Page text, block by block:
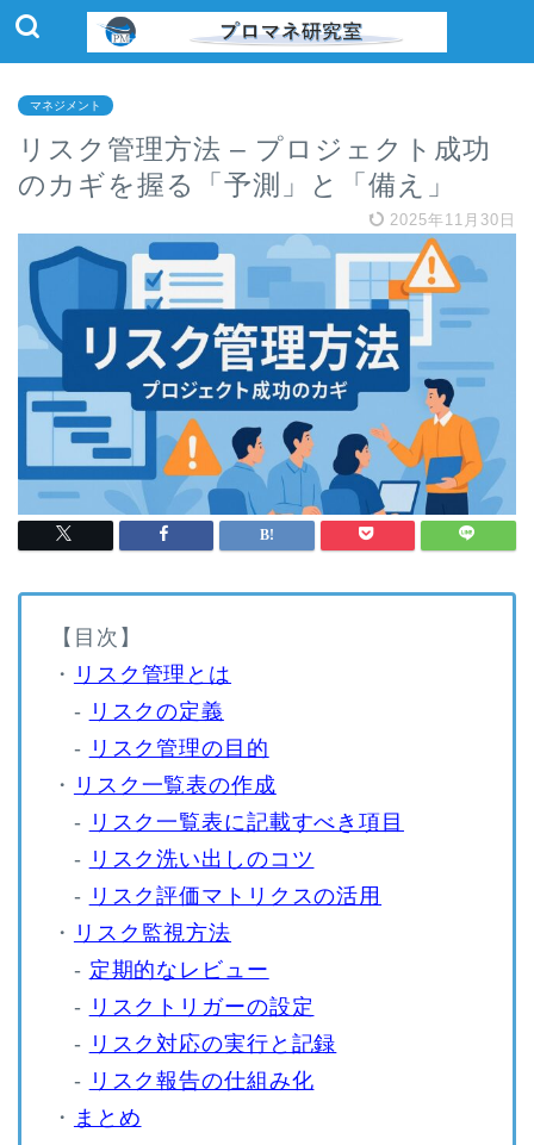
マネジメント
リスク管理方法 – プロジェクト成功
のカギを握る「予測」と「備え」
2025年11月30日
【目次】
・ リスク管理とは
- リスクの定義
- リスク管理の目的
・ リスク一覧表の作成
- リスク一覧表に記載すべき項目
- リスク洗い出しのコツ
- リスク評価マトリクスの活用
・ リスク監視方法
- 定期的なレビュー
- リスクトリガーの設定
- リスク対応の実行と記録
- リスク報告の仕組み化
・ まとめ